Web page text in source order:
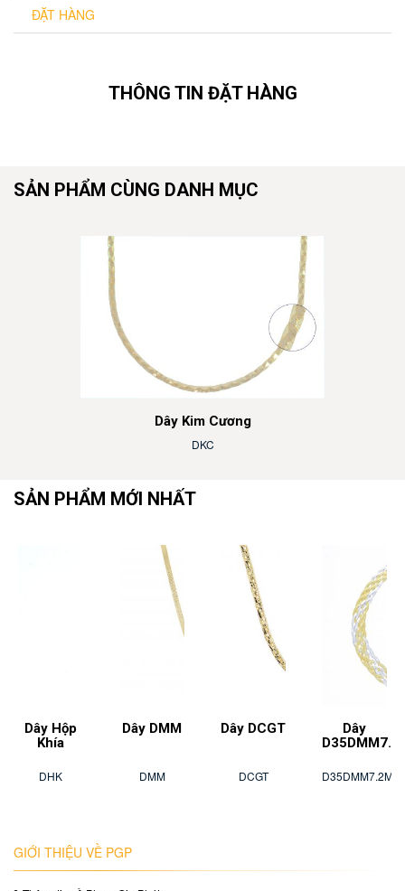
ĐẶT HÀNG
THÔNG TIN ĐẶT HÀNG
SẢN PHẨM CÙNG DANH MỤC
Dây Kim Cương
DKC
SẢN PHẨM MỚI NHẤT
Dây Hộp
Khía
DHK
Dây DMM
DMM
Dây DCGT
DCGT
Dây
D35DMM7.2M
GIỚI THIỆU VỀ PGP